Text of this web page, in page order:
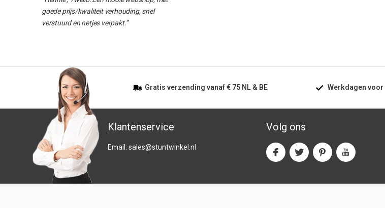
goede prijs/kwaliteit verhouding, snel
verstuurd en netjes verpakt.”
Gratis verzending vanaf€ 75 NL & BE Werkdagen voor
Klantenservice
Email: sales@stuntwinkel.nl
Volg ons